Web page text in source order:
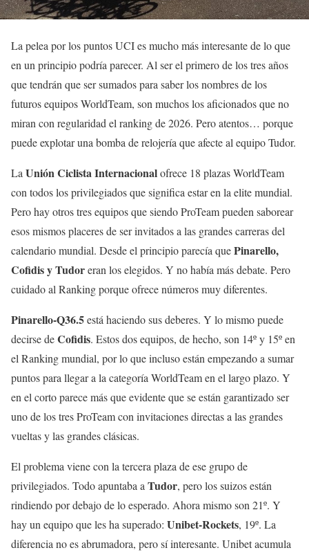
La pelea por los puntos UCI es mucho más interesante de lo que
en un principio podría parecer. Al ser el primero de los tres años
que tendrán que ser sumados para saber los nombres de los
futuros equipos WorldTeam, son muchos los aficionados que no
miran con regularidad el ranking de 2026. Pero atentos… porque
puede explotar una bomba de relojería que afecte al equipo Tudor.
La Unión Ciclista Internacionalofrece 18 plazas WorldTeam
con todos los privilegiados que significa estar en la elite mundial.
Pero hay otros tres equipos que siendo ProTeam pueden saborear
esos mismos placeres de ser invitados a las grandes carreras del
calendario mundial. Desde el principio parecía quePinarello,
Cofidis y Tudoreran los elegidos. Y no había más debate. Pero
cuidado al Ranking porque ofrece números muy diferentes.
Pinarello-Q36.5está haciendo sus deberes. Y lo mismo puede
decirse deCofidis. Estos dos equipos, de hecho, son 14º y 15º en
el Ranking mundial, por lo que incluso están empezando a sumar
puntos para llegar a la categoría WorldTeam en el largo plazo. Y
en el corto parece más que evidente que se están garantizado ser
uno de los tres ProTeam con invitaciones directas a las grandes
vueltas y las grandes clásicas.
El problema viene con la tercera plaza de ese grupo de
privilegiados. Todo apuntaba a Tudor, pero los suizos están
rindiendo por debajo de lo esperado. Ahora mismo son 21º. Y
hay un equipo que les ha superado: Unibet-Rockets, 19º. La
diferencia no es abrumadora, pero sí interesante. Unibet acumula